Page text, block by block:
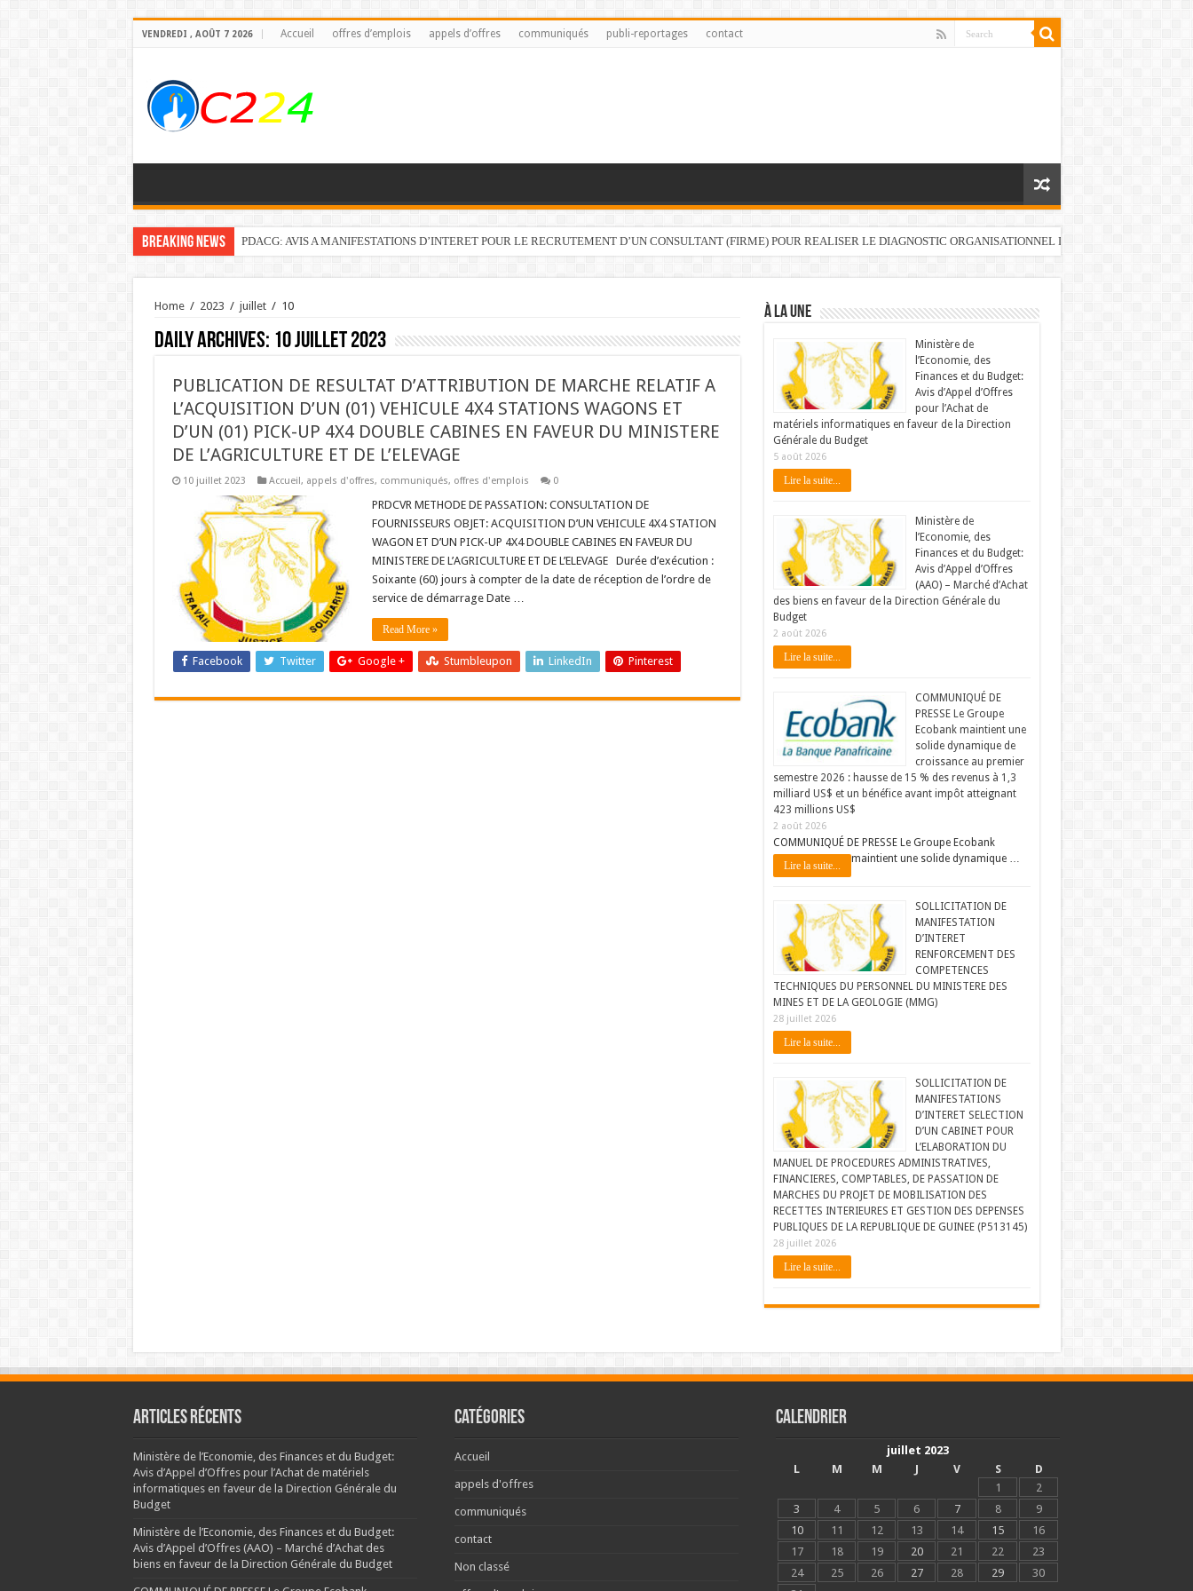
VENDREDI , AOÛT 7 2026 Accueil offres d’emplois appels d’offres communiqués publi-reportages contact
Breaking News PDACG: AVIS A MANIFESTATIONS D’INTERET POUR LE RECRUTEMENT D’UN CONSULTANT (FIRME) POUR REALISER LE DIAGNOSTIC ORGANISATIONNEL DU FONDS DE
Home / 2023 / juillet / 10
Daily Archives: 10 juillet 2023
PUBLICATION DE RESULTAT D’ATTRIBUTION DE MARCHE RELATIF A
L’ACQUISITION D’UN (01) VEHICULE 4X4 STATIONS WAGONS ET
D’UN (01) PICK-UP 4X4 DOUBLE CABINES EN FAVEUR DU MINISTERE
DE L’AGRICULTURE ET DE L’ELEVAGE
10 juillet 2023 Accueil, appels d'offres, communiqués, offres d'emplois 0
PRDCVR METHODE DE PASSATION: CONSULTATION DE
FOURNISSEURS OBJET: ACQUISITION D’UN VEHICULE 4X4 STATION
WAGON ET D’UN PICK-UP 4X4 DOUBLE CABINES EN FAVEUR DU
MINISTERE DE L’AGRICULTURE ET DE L’ELEVAGE Durée d’exécution :
Soixante (60) jours à compter de la date de réception de l’ordre de
service de démarrage Date …
Read More »
Facebook Twitter Google + Stumbleupon LinkedIn Pinterest
À LA UNE
Ministère de
l’Economie, des
Finances et du Budget:
Avis d’Appel d’Offres
pour l’Achat de
matériels informatiques en faveur de la Direction
Générale du Budget
5 août 2026
Lire la suite...
Ministère de
l’Economie, des
Finances et du Budget:
Avis d’Appel d’Offres
(AAO) – Marché d’Achat
des biens en faveur de la Direction Générale du
Budget
2 août 2026
Lire la suite...
COMMUNIQUÉ DE
PRESSE Le Groupe
Ecobank maintient une
solide dynamique de
croissance au premier
semestre 2026 : hausse de 15 % des revenus à 1,3
milliard US$ et un bénéfice avant impôt atteignant
423 millions US$
2 août 2026
COMMUNIQUÉ DE PRESSE Le Groupe Ecobank
maintient une solide dynamique …
Lire la suite...
SOLLICITATION DE
MANIFESTATION
D’INTERET
RENFORCEMENT DES
COMPETENCES
TECHNIQUES DU PERSONNEL DU MINISTERE DES
MINES ET DE LA GEOLOGIE (MMG)
28 juillet 2026
Lire la suite...
SOLLICITATION DE
MANIFESTATIONS
D’INTERET SELECTION
D’UN CABINET POUR
L’ELABORATION DU
MANUEL DE PROCEDURES ADMINISTRATIVES,
FINANCIERES, COMPTABLES, DE PASSATION DE
MARCHES DU PROJET DE MOBILISATION DES
RECETTES INTERIEURES ET GESTION DES DEPENSES
PUBLIQUES DE LA REPUBLIQUE DE GUINEE (P513145)
28 juillet 2026
Lire la suite...
Articles récents
Ministère de l’Economie, des Finances et du Budget:
Avis d’Appel d’Offres pour l’Achat de matériels
informatiques en faveur de la Direction Générale du
Budget
Ministère de l’Economie, des Finances et du Budget:
Avis d’Appel d’Offres (AAO) – Marché d’Achat des
biens en faveur de la Direction Générale du Budget
Catégories
Accueil
appels d'offres
communiqués
contact
Non classé
Calendrier
juillet 2023
L
M M J V S
D
1
2
3
4 5 6 7 8
9
10
11 12 13 14 15
16
17
18 19 20 21 22
23
24
25 26 27 28 29
30